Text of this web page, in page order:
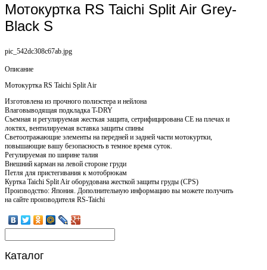
Мотокуртка RS Taichi Split Air Grey-
Black S
pic_542dc308c67ab.jpg
Описание
Мотокуртка RS Taichi Split Air
Изготовлена из прочного полиэстера и нейлона
Влаговыводящая подкладка T-DRY
Съемная и регулируемая жесткая защита, сетрифицирована CE на плечах и
локтях, вентилируемая вставка защиты спины
Светоотражающие элементы на передней и задней части мотокуртки,
повышающие вашу безопасность в темное время суток.
Регулируемая по ширине талия
Внешний карман на левой стороне груди
Петля для пристегивания к мотобрюкам
Куртка Taichi Split Air оборудована жесткой защиты груды (CPS)
Производство: Япония. Дополнительную информацию вы можете получить
на сайте производителя RS-Taichi
Каталог